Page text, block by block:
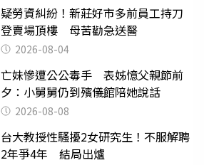
疑勞資糾紛！新莊好市多前員工持刀
登賣場頂樓 母苦勸急送醫
2026-08-04
亡妹慘遭公公毒手 表姊憶父親節前
夕：小舅舅仍到殯儀館陪她說話
2026-08-08
台大教授性騷擾2女研究生！不服解聘
2年爭4年 結局出爐